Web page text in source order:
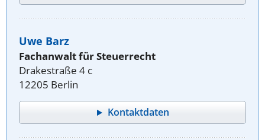
Uwe Barz
Fachanwalt für Steuerrecht
Drakestraße 4 c
12205 Berlin
Kontaktdaten